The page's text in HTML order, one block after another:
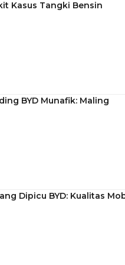
Kasus Tangki Bensin
BYD Munafik: Maling
Dipicu BYD: Kualitas